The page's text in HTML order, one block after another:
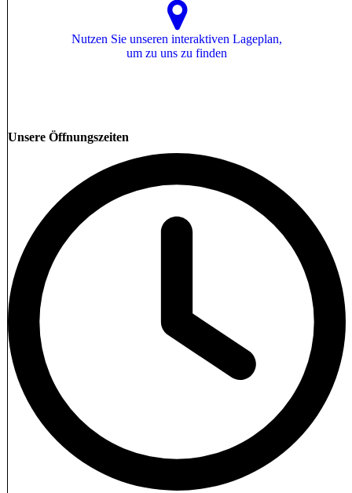
Nutzen Sie unseren interaktiven La­ge­plan,
um zu uns zu finden
Unsere Öffnungszeiten